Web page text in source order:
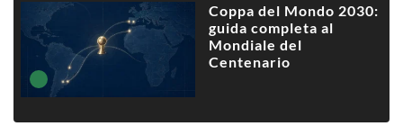
Coppa del Mondo 2030:
guida completa al
Mondiale del
Centenario